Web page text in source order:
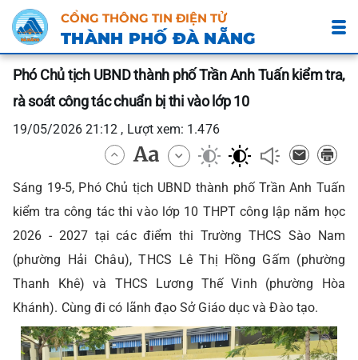
CỔNG THÔNG TIN ĐIỆN TỬ
THÀNH PHỐ ĐÀ NẴNG
Phó Chủ tịch UBND thành phố Trần Anh Tuấn kiểm tra,
rà soát công tác chuẩn bị thi vào lớp 10
19/05/2026 21:12 , Lượt xem: 1.476
Sáng 19-5, Phó Chủ tịch UBND thành phố Trần Anh Tuấn
kiểm tra công tác thi vào lớp 10 THPT công lập năm học
2026 - 2027 tại các điểm thi Trường THCS Sào Nam
(phường Hải Châu), THCS Lê Thị Hồng Gấm (phường
Thanh Khê) và THCS Lương Thế Vinh (phường Hòa
Khánh). Cùng đi có lãnh đạo Sở Giáo dục và Đào tạo.